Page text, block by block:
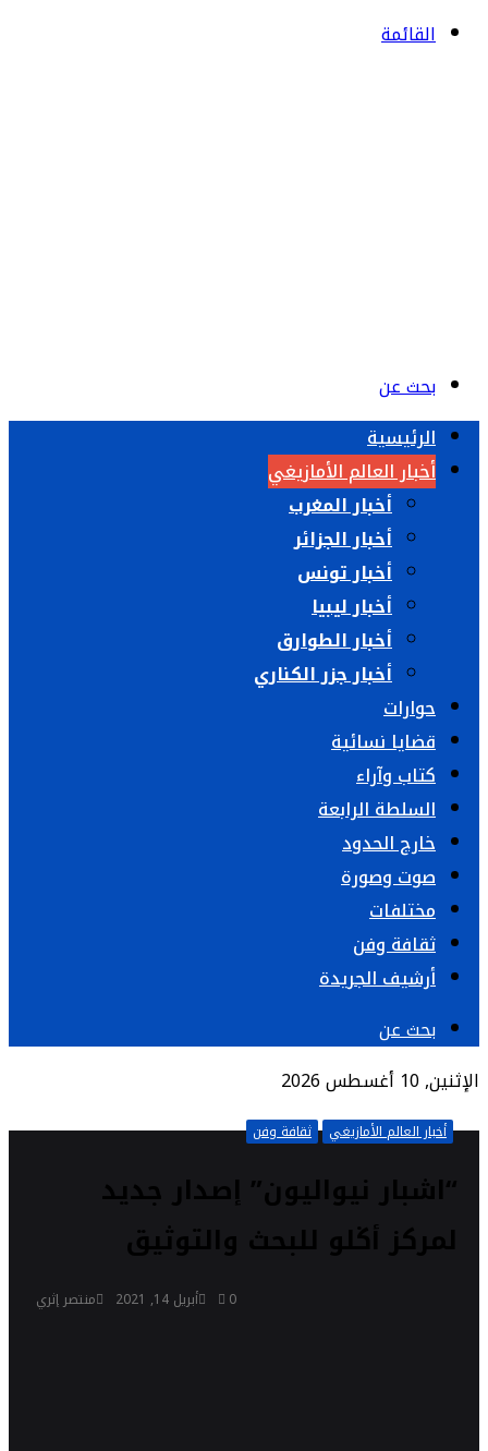
القائمة
بحث عن
الرئيسية
أخبار العالم الأمازيغي
أخبار المغرب
أخبار الجزائر
أخبار تونس
أخبار ليبيا
أخبار الطوارق
أخبار جزر الكناري
حوارات
قضايا نسائية
كتاب وآراء
السلطة الرابعة
خارج الحدود
صوت وصورة
مختلفات
ثقافة وفن
أرشيف الجريدة
بحث عن
الإثنين, 10 أغسطس 2026
أخبار العالم الأمازيغي ثقافة وفن
“اشبار نيواليون” إصدار جديد
لمركز أݢلو للبحث والتوثيق
منتصر إثري أبريل 14, 2021 0